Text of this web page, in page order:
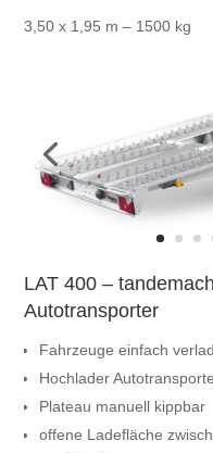
3,50 x 1,95 m – 1500 kg
LAT 400 –
Autotransporter
Fahrzeuge einfach
Hochlader
Plateau manuell kippbar
offene Ladefläche